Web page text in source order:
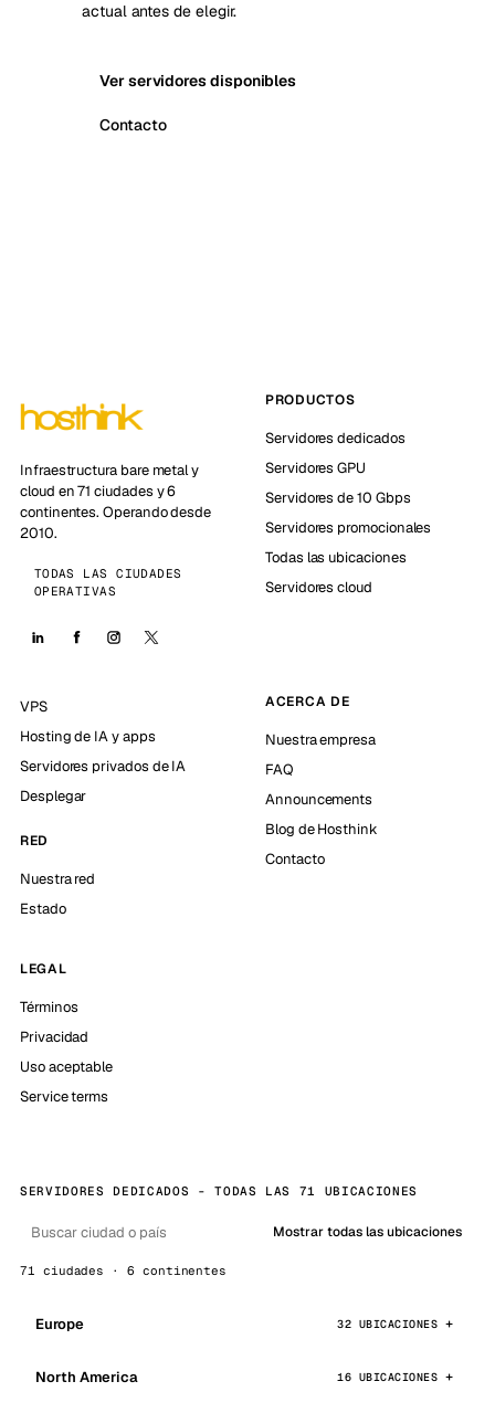
actual antes de elegir.
Ver servidores disponibles
Contacto
Infraestructura bare metal y
cloud en 71 ciudades y 6
continentes. Operando desde
2010.
TODAS LAS CIUDADES
OPERATIVAS
PRODUCTOS
Servidores dedicados
Servidores GPU
Servidores de 10 Gbps
Servidores promocionales
Todas las ubicaciones
Servidores cloud
VPS
Hosting de IA y apps
Servidores privados de IA
Desplegar
RED
Nuestra red
Estado
ACERCA DE
Nuestra empresa
FAQ
Announcements
Blog de Hosthink
Contacto
LEGAL
Términos
Privacidad
Uso aceptable
Service terms
SERVIDORES DEDICADOS - TODAS LAS 71 UBICACIONES
Mostrar todas las ubicaciones
71 ciudades · 6 continentes
Europe 32 UBICACIONES
North America 16 UBICACIONES